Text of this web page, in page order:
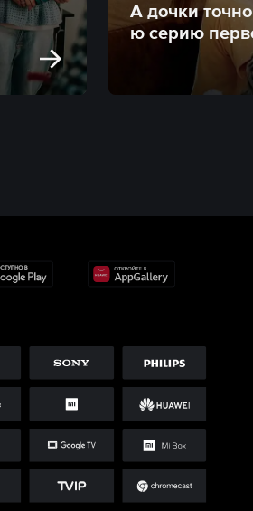
А дочки
ю серию